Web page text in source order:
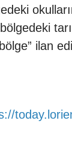
ilan